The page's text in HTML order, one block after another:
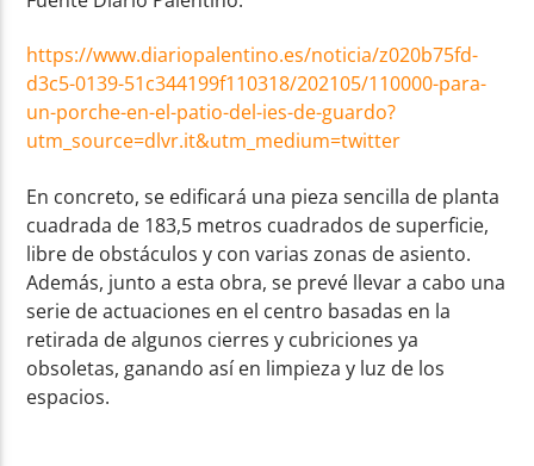
https://www.diariopalentino.es/noticia/z020b75fd-
d3c5-0139-51c344199f110318/202105/110000-para-
un-porche-en-el-patio-del-ies-de-guardo?
utm_source=dlvr.it&utm_medium=twitter
En concreto, se edificará una pieza sencilla de planta
cuadrada de 183,5 metros cuadrados de superficie,
libre de obstáculos y con varias zonas de asiento.
Además, junto a esta obra, se prevé llevar a cabo una
serie de actuaciones en el centro basadas en la
retirada de algunos cierres y cubriciones ya
obsoletas, ganando así en limpieza y luz de los
espacios.